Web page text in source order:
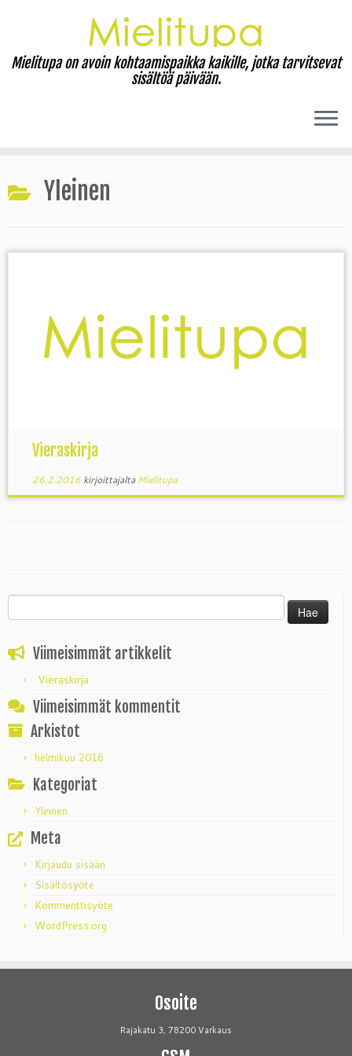
to
content
Mielitupa on avoin kohtaamispaikka kaikille, jotka tarvitsevat
sisältöä päivään.
Yleinen
Vieraskirja
26.2.2016 kirjoittajaltaMielitupa
Viimeisimmät artikkelit
Vieraskirja
Viimeisimmät kommentit
Arkistot
helmikuu 2016
Kategoriat
Yleinen
Meta
Kirjaudu sisään
Sisältösyöte
Kommenttisyöte
WordPress.org
Osoite
Rajakatu 3, 78200 Varkaus